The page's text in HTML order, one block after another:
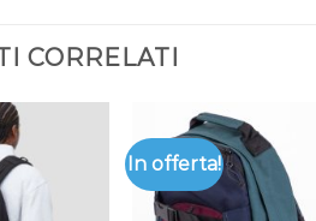
CORRELATI
In offerta!